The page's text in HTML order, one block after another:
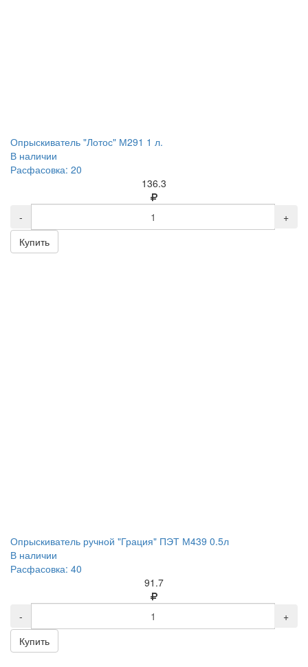
Опрыскиватель "Лотос" М291 1 л.
В наличии
Расфасовка: 20
136.3
-
+
Купить
Опрыскиватель ручной "Грация" ПЭТ М439 0.5л
В наличии
Расфасовка: 40
91.7
-
+
Купить